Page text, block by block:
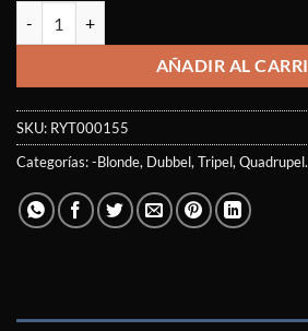
AÑADIR AL
SKU: RYT000155
Categorías:-Blonde, Dubbel, Tripel,